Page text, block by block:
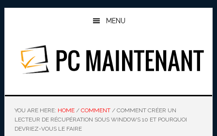
Skip
Skip
MENU
PC MAINTENANT
YOU ARE HERE: HOME / COMMENT /COMMENT CRÉER UN
LECTEUR DE RÉCUPÉRATION SOUS WINDOWS 10 ET POURQUOI
DEVRIEZ-VOUS LE FAIRE